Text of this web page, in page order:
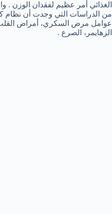
الغذائي أمر عظيم لفقدان الوزن .
من الدراسات التي وجدت أن نظام
عوامل مرض السكري، أمراض القلب
الزهايمر، الصرع .